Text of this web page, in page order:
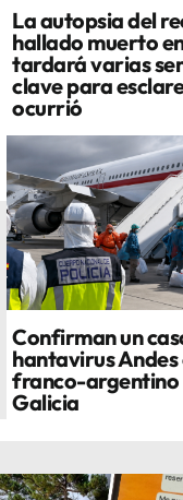
La autopsia del
hallado muerto
tardará varias
clave para
ocurrió
Confirman un
hantavirus
franco-argentino
Galicia